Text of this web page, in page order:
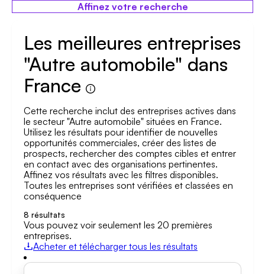
Affinez votre recherche
Les meilleures entreprises
"Autre automobile" dans
France
Cette recherche inclut des entreprises actives dans
le secteur "Autre automobile" situées en France.
Utilisez les résultats pour identifier de nouvelles
opportunités commerciales, créer des listes de
prospects, rechercher des comptes cibles et entrer
en contact avec des organisations pertinentes.
Affinez vos résultats avec les filtres disponibles.
Toutes les entreprises sont vérifiées et classées en
conséquence
8 résultats
Vous pouvez voir seulement les 20 premières
entreprises.
Acheter et télécharger tous les résultats